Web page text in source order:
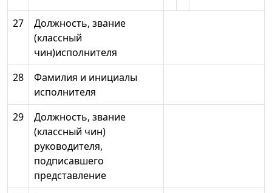
27
Должность, звание
(классный
чин)исполнителя
28
Фамилия и инициалы
исполнителя
29
Должность, звание
(классный чин)
руководителя,
подписавшего
представление